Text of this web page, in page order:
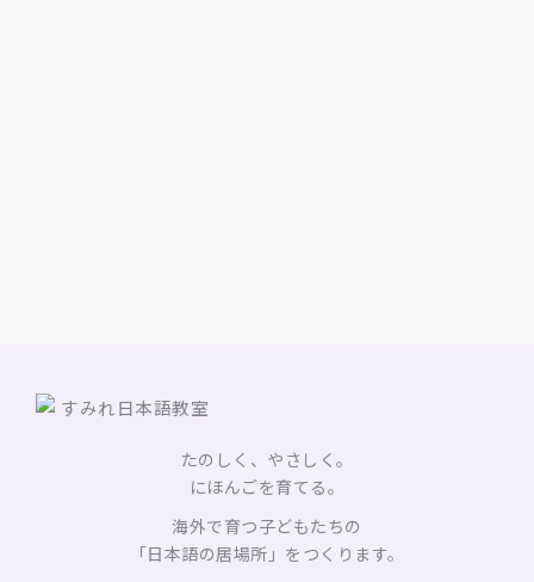
たのしく、やさしく。
にほんごを育てる。
海外で育つ子どもたちの
「日本語の居場所」をつくります。